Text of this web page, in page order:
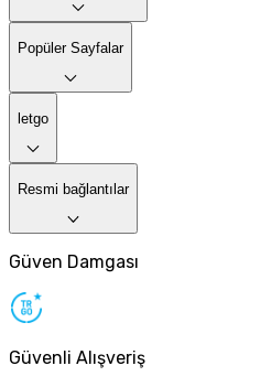
Popüler Sayfalar
letgo
Resmi bağlantılar
Güven Damgası
Güvenli Alışveriş